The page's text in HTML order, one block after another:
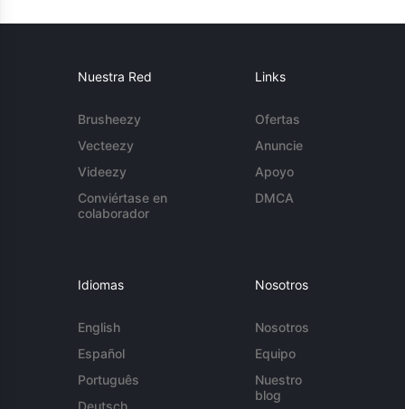
Nuestra Red
Brusheezy
Vecteezy
Videezy
Conviértase en
colaborador
Links
Ofertas
Anuncie
Apoyo
DMCA
Idiomas
English
Español
Português
Deutsch
Nosotros
Nosotros
Equipo
Nuestro
blog